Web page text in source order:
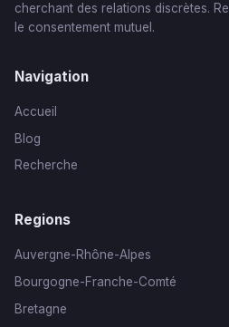
cherchant des relations discrètes.
le consentement mutuel.
Navigation
Accueil
Blog
Recherche
Regions
Auvergne-Rhône-Alpes
Bourgogne-Franche-Comté
Bretagne